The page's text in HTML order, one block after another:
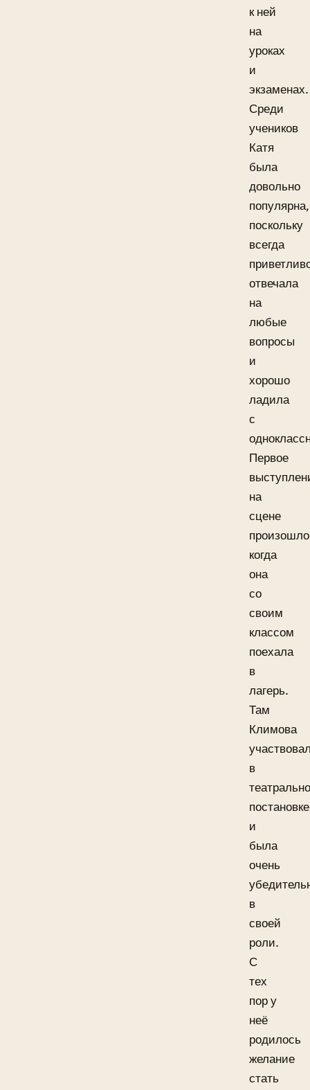
к ней
на
уроках
и
экзаменах.
Среди
учеников
Катя
была
довольно
популярна,
поскольку
всегда
отвечала
на
любые
вопросы
и
хорошо
ладила
с
Первое
на
сцене
когда
она
со
своим
классом
поехала
в
лагерь.
Там
Климова
в
постановке
и
была
очень
в
своей
роли.
С
тех
пор у
неё
родилось
желание
стать